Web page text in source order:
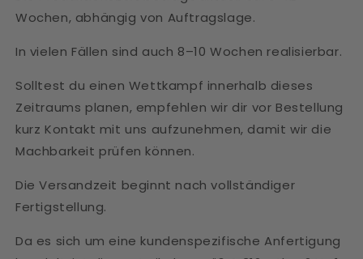
Wochen, abhängig von Auftragslage.
In vielen Fällen sind auch 8–10 Wochen realisierbar.
Solltest du einen Wettkampf innerhalb dieses
Zeitraums planen, empfehlen wir dir vor Bestellung
kurz Kontakt mit uns aufzunehmen, damit wir die
Machbarkeit prüfen können.
Die Versandzeit beginnt nach vollständiger
Fertigstellung.
Da es sich um eine kundenspezifische Anfertigung